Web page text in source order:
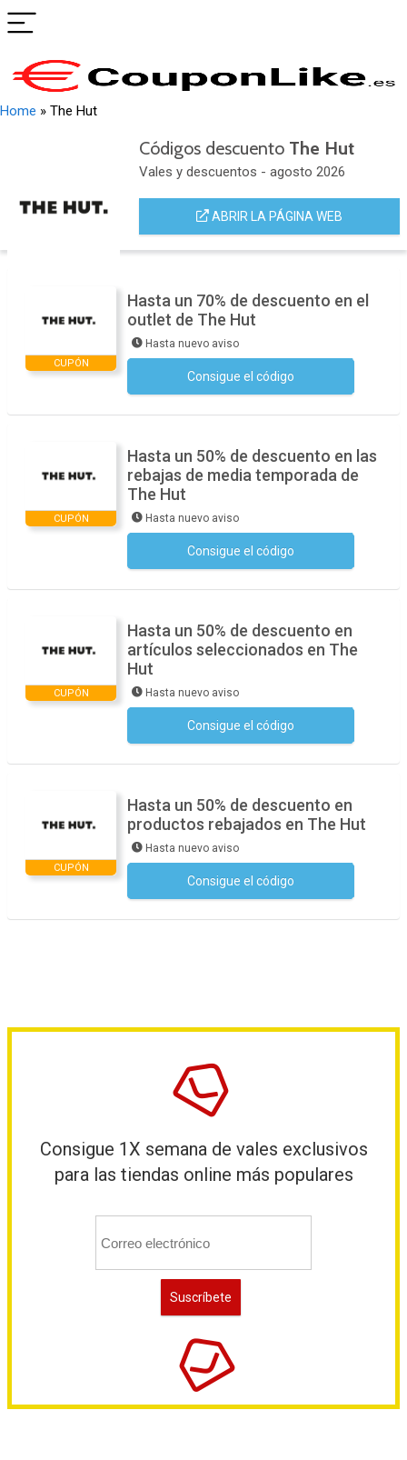
Home » The Hut
Códigos descuento The Hut
Vales y descuentos - agosto 2026
ABRIR LA PÁGINA WEB
CUPÓN
Hasta un 70% de descuento en el
outlet de The Hut
Hasta nuevo aviso
Consigue el código
CUPÓN
Hasta un 50% de descuento en las
rebajas de media temporada de
The Hut
Hasta nuevo aviso
Consigue el código
CUPÓN
Hasta un 50% de descuento en
artículos seleccionados en The
Hut
Hasta nuevo aviso
Consigue el código
CUPÓN
Hasta un 50% de descuento en
productos rebajados en The Hut
Hasta nuevo aviso
Consigue el código
Consigue 1X semana de vales exclusivos
para las tiendas online más populares